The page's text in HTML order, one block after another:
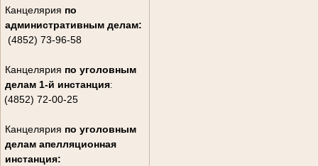
Канцелярия по
административным делам:
(4852) 73-96-58
Канцелярия по уголовным
делам 1-й инстанция:
(4852) 72-00-25
Канцелярия по уголовным
делам апелляционная
инстанция: